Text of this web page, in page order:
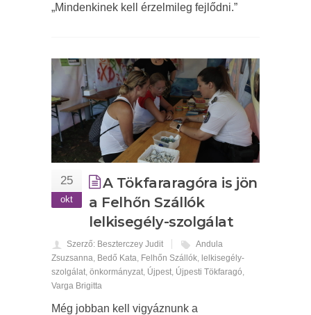
„Mindenkinek kell érzelmileg fejlődni.”
25
okt
A Tökfararagóra is jön
a Felhőn Szállók
lelkisegély-szolgálat
Szerző: Beszterczey Judit
Andula
Zsuzsanna Bedő Kata Felhőn Szállók lelkisegély-
szolgálat önkormányzat Újpest Újpesti Tökfaragó
Varga Brigitta
Még jobban kell vigyáznunk a